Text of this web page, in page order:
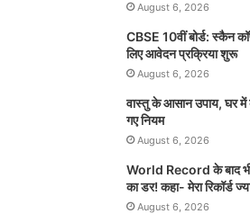
August 6, 2026
CBSE 10वीं बोर्ड: स्कैन
लिए आवेदन प्रक्रिया शुरू
August 6, 2026
वास्तु के आसान उपाय, घर में
गए नियम
August 6, 2026
World Record के बाद
का डर! कहा- मेरा रिकॉर्ड
August 6, 2026